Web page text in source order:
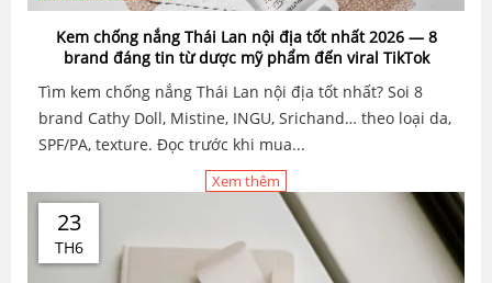
Kem chống nắng Thái Lan nội địa tốt nhất 2026 — 8
brand đáng tin từ dược mỹ phẩm đến viral TikTok
Tìm kem chống nắng Thái Lan nội địa tốt nhất? Soi 8
brand Cathy Doll, Mistine, INGU, Srichand… theo loại da,
SPF/PA, texture. Đọc trước khi mua...
Xem thêm
23
TH6